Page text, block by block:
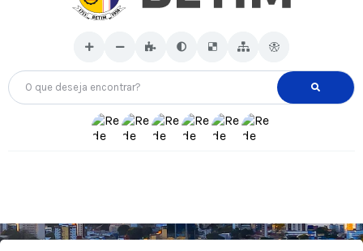
O que deseja encontrar?